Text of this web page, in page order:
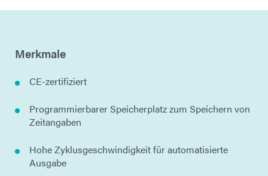
Merkmale
CE-zertifiziert
Programmierbarer Speicherplatz zum Speichern von
Zeitangaben
Hohe Zyklusgeschwindigkeit für automatisierte
Ausgabe